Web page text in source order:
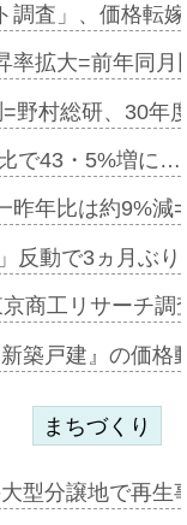
調査」、価格転
率拡大=前年同
野村総研、30年
で43・5%増に…
昨年比は約9%
反動で3ヵ月ぶ
商工リサーチ
築戸建』の価
まちづくり
型分譲地で再